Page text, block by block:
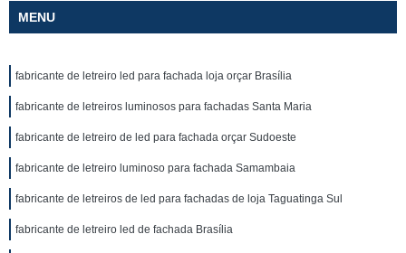
MENU
fabricante de letreiro led para fachada loja orçar Brasília
fabricante de letreiros luminosos para fachadas Santa Maria
fabricante de letreiro de led para fachada orçar Sudoeste
fabricante de letreiro luminoso para fachada Samambaia
fabricante de letreiros de led para fachadas de loja Taguatinga Sul
fabricante de letreiro led de fachada Brasília